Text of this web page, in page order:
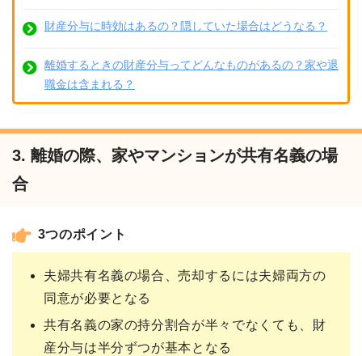
財産分与に時効はあるの？隠していた場合はどうなる？
離婚するときの財産分与ってどんなものがあるの？家や退
職金は含まれる？
3. 離婚の際、家やマンションが共有名義の場
合
3つのポイント
夫婦共有名義の場合、売却するには夫婦両方の
同意が必要となる
共有名義の家の持分割合が半々でなくても、財
産分与は半分ずつが基本となる